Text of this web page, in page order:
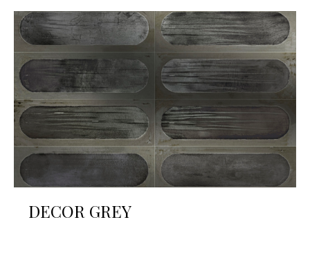
DECOR GREY